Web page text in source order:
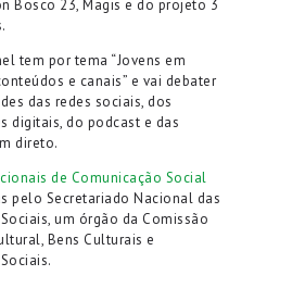
Bosco 23, Magis e do projeto 3
tem por tema “Jovens em
e canais” e vai debater
das redes sociais, dos
digitais, do podcast e das
direto.
de Comunicação Social
pelo Secretariado Nacional das
um órgão da Comissão
Bens Culturais e